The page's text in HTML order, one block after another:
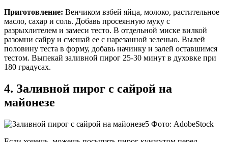
Приготовление: Венчиком взбей яйца, молоко, растительное
масло, сахар и соль. Добавь просеянную муку с
разрыхлителем и замеси тесто. В отдельной миске вилкой
разомни сайру и смешай ее с нарезанной зеленью. Вылей
половину теста в форму, добавь начинку и залей оставшимся
тестом. Выпекай заливной пирог 25-30 минут в духовке при
180 градусах.
4. Заливной пирог с сайрой на
майонезе
Фото: AdobeStock